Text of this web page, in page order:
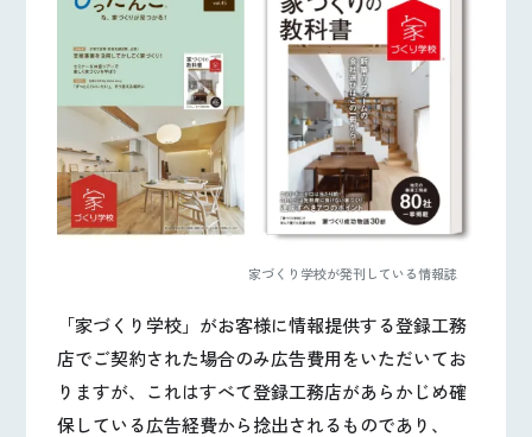
家づくり学校が発刊している情報誌
「家づくり学校」がお客様に情報提供する登録工務
店でご契約された場合のみ広告費用をいただいてお
りますが、これはすべて登録工務店があらかじめ確
保している広告経費から捻出されるものであり、